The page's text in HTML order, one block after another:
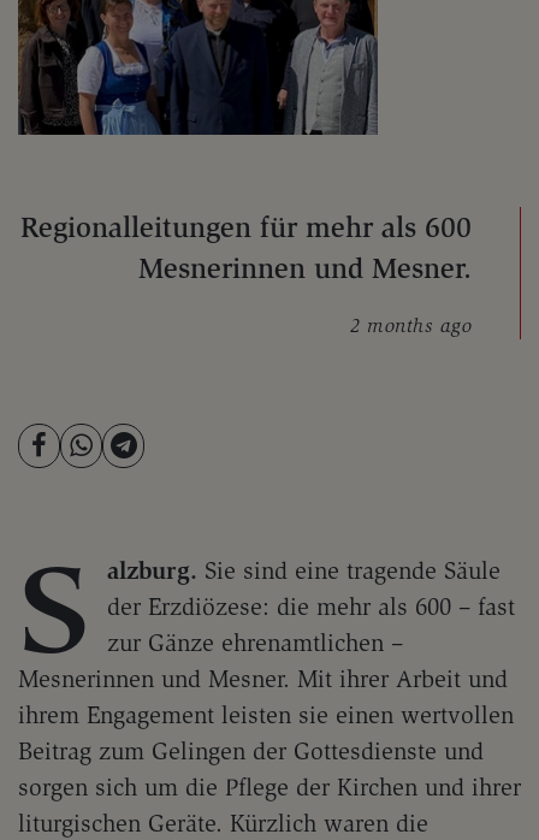
Regionalleitungen für mehr als 600
Mesnerinnen und Mesner.
2 months ago
S alzburg. Sie sind eine tragende Säule
der Erzdiözese: die mehr als 600 – fast
zur Gänze ehrenamtlichen –
Mesnerinnen und Mesner. Mit ihrer Arbeit und
ihrem Engagement leisten sie einen wertvollen
Beitrag zum Gelingen der Gottesdienste und
sorgen sich um die Pflege der Kirchen und ihrer
liturgischen Geräte. Kürzlich waren die